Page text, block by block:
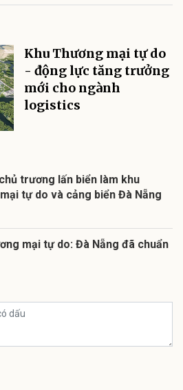
Khu Thương mại tự do
- động lực tăng trưởng
mới cho ngành
logistics
trương lấn biển làm khu
tự do và cảng biển Đà Nẵng
mại tự do: Đà Nẵng đã chuẩn